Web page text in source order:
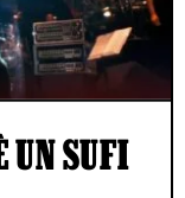
UN SUFI